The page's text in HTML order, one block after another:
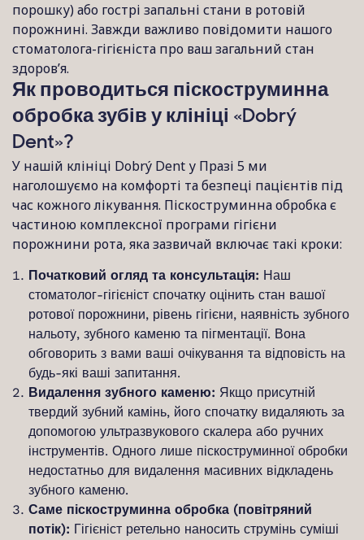
порошку) або гострі запальні стани в ротовій
порожнині. Завжди важливо повідомити нашого
стоматолога-гігієніста про ваш загальний стан
здоров’я.
Як проводиться піскоструминна
обробка зубів у клініці «Dobrý
Dent»?
У нашій клініці Dobrý Dent у Празі 5 ми
наголошуємо на комфорті та безпеці пацієнтів під
час кожного лікування. Піскоструминна обробка є
частиною комплексної програми гігієни
порожнини рота, яка зазвичай включає такі кроки:
Початковий огляд та консультація: Наш
стоматолог-гігієніст спочатку оцінить стан вашої
ротової порожнини, рівень гігієни, наявність зубного
нальоту, зубного каменю та пігментації. Вона
обговорить з вами ваші очікування та відповість на
будь-які ваші запитання.
Видалення зубного каменю: Якщо присутній
твердий зубний камінь, його спочатку видаляють за
допомогою ультразвукового скалера або ручних
інструментів. Одного лише піскоструминної обробки
недостатньо для видалення масивних відкладень
зубного каменю.
Саме піскоструминна обробка (повітряний
потік): Гігієніст ретельно наносить струмінь суміші